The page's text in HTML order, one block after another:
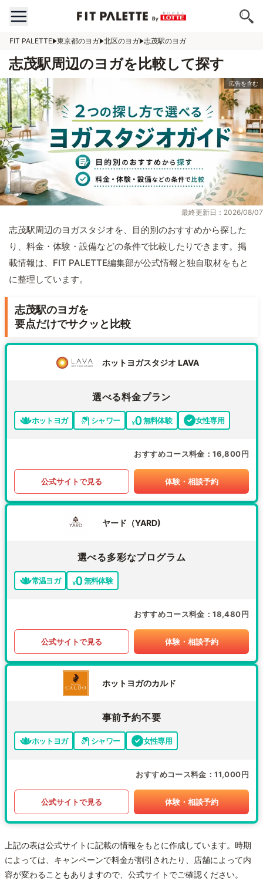
FIT PALETTE 東京都のヨガ 北区のヨガ 志茂駅のヨガ
志茂駅周辺のヨガを比較して探す
最終更新日：2026/08/07
志茂駅周辺のヨガスタジオを、目的別のおすすめから探した
り、料金・体験・設備などの条件で比較したりできます。掲
載情報は、FIT PALETTE編集部が公式情報と独自取材をもと
に整理しています。
志茂駅のヨガを
要点だけでサクッと比較
ホットヨガスタジオ LAVA
選べる料金プラン
ホットヨガ シャワー 無料体験 女性専用
おすすめコース料金 16,800円
公式サイトで見る 体験・相談予約
ヤード（YARD)
選べる多彩なプログラム
常温ヨガ 無料体験
おすすめコース料金 18,480円
公式サイトで見る 体験・相談予約
ホットヨガのカルド
事前予約不要
ホットヨガ シャワー 女性専用
おすすめコース料金 11,000円
公式サイトで見る 体験・相談予約
上記の表は公式サイトに記載の情報をもとに作成しています。時期
によっては、キャンペーンで料金が割引されたり、店舗によって内
容が変わることもありますので、公式サイトでご確認ください。